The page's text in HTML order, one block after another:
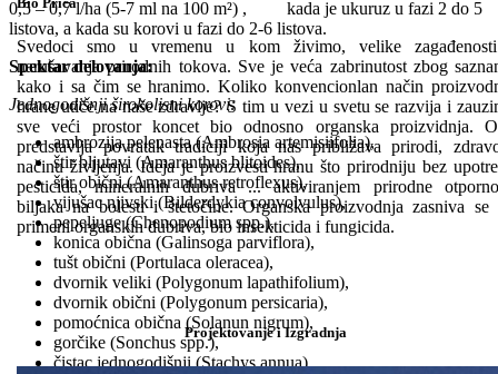
Svedoci smo u vremenu u kom živimo, velike
narušavanja prirodnih tokova. Sve je veća zabrinutost zbog
kako i sa čim se hranimo. Koliko konvencionlan način
hrane utiče na naše zdravlje? S tim u vezi u svetu se razvija i
sve veći prostor koncet bio odnosno organska proizvidnja.
predstavlja povratak tradiciji koja nas približava prirodi,
načinu življenja. Ideja je proizvesti hranu što prirodniju bez
pesticida, mineralnih đubriva ... aktiviranjem prirodne
biljaka na bolesti i štetočine. Organska proizvodnja zasniva se
primeni organskih đubriva, bio insekticida i fungicida.
Projektovanje i Izgradnja
0,5 – 0,7 l/ha (5-7 ml na 100 m²) , kada je ukuruz u fazi 2 do 5
listova, a kada su korovi u fazi do 2-6 listova.
Spektar delovanja:
Jednogodišnji širokolisni korovi:
ambrozija pelenasta (Ambrosia artemisiifolia),
štir bljutavi (Amaranthus blitoides),
štir obični (Amaranthus retroflexus),
vijušac njivski (Bilderdykia convolvulus),
pepeljuge (Chenopodium spp.),
konica obična (Galinsoga parviflora),
tušt obični (Portulaca oleracea),
dvornik veliki (Polygonum lapathifolium),
dvornik obični (Polygonum persicaria),
pomoćnica obična (Solanun nigrum),
gorčike (Sonchus spp.),
čistac jednogodišnji (Stachys annua),